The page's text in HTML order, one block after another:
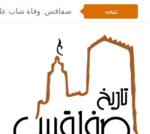
تتجه “الحضرة ” لمرشد